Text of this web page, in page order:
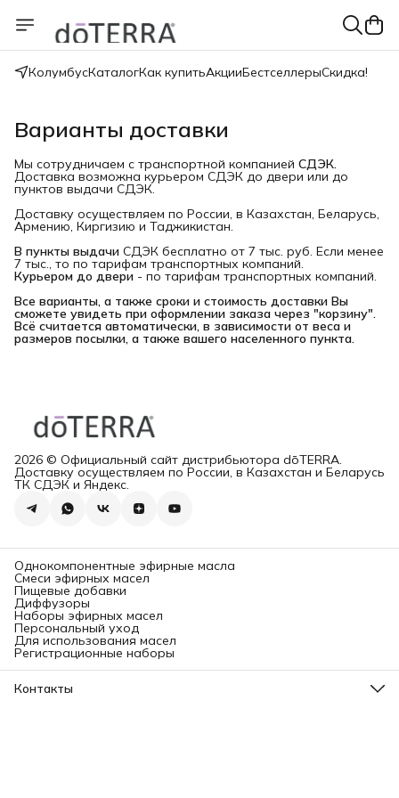
КолумбусКаталогКак купитьАкцииБестселлерыСкидка!
Варианты доставки
Мы сотрудничаем с транспортной компанией СДЭК.
Доставка возможна курьером СДЭК до двери или до
пунктов выдачи СДЭК.
Доставку осуществляем по России, в Казахстан, Беларусь,
Армению, Киргизию и Таджикистан.
В пункты выдачи СДЭК бесплатно от 7 тыс. руб. Если менее
7 тыс., то по тарифам транспортных компаний.
Курьером до двери - по тарифам транспортных компаний.
Все варианты, а также сроки и стоимость доставки Вы
сможете увидеть при оформлении заказа через "корзину".
Всё считается автоматически, в зависимости от веса и
размеров посылки, а также вашего населенного пункта.
2026 © Официальный сайт дистрибьютора dōTERRA.
Доставку осуществляем по России, в Казахстан и Беларусь
ТК СДЭК и Яндекс.
Однокомпонентные эфирные масла
Смеси эфирных масел
Пищевые добавки
Диффузоры
Наборы эфирных масел
Персональный уход
Для использования масел
Регистрационные наборы
Контакты